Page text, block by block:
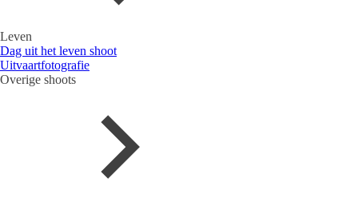
Leven
Dag uit het leven shoot
Uitvaartfotografie
Overige shoots